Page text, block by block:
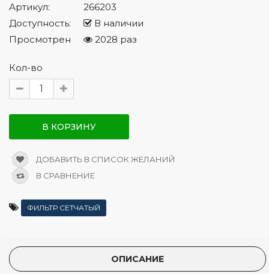
Артикул:
266203
Доступность:
В наличии
Просмотрен
2028 раз
Кол-во
В КОРЗИНУ
ДОБАВИТЬ В СПИСОК ЖЕЛАНИЙ
В СРАВНЕНИЕ
ФИЛЬТР СЕТЧАТЫЙ
ОПИСАНИЕ